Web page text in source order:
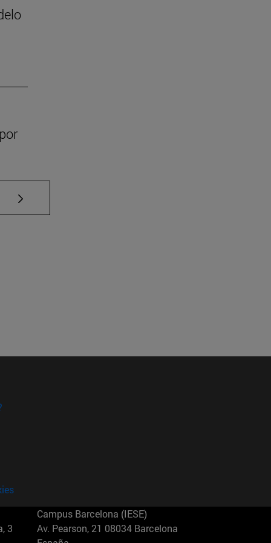
TAB para desplazarse.
3
Campus Barcelona (IESE)
Av. Pearson, 21 08034 Barcelona